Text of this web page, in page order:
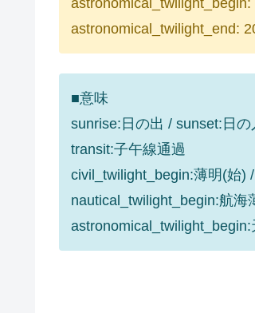
astronomical_twilight_end:
■意味
sunrise:日の出 / sunset:日の
transit:子午線通過
civil_twilight_begin:薄明(始)
nautical_twilight_begin:航海